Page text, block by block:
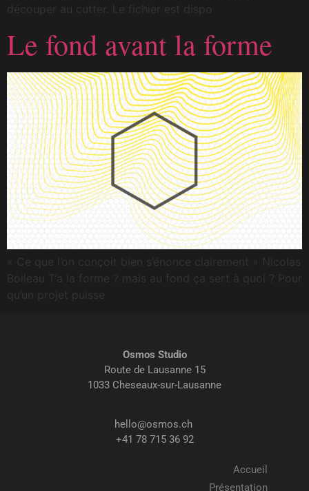
découper au cutter. Le fichier est dispo
Le fond avant la forme
« Ce que l’on conçoit bien s’énonce clairement » Nicolas
Boileau T’a la forme ? mais au fond ça sert à quoi ? Pour
qu’un projet puisse
Osmos Studio
Route de Lausanne 15
1033 Cheseaux-sur-Lausanne
hello@osmos.ch
+41 78 715 36 92
Accueil
Présentation